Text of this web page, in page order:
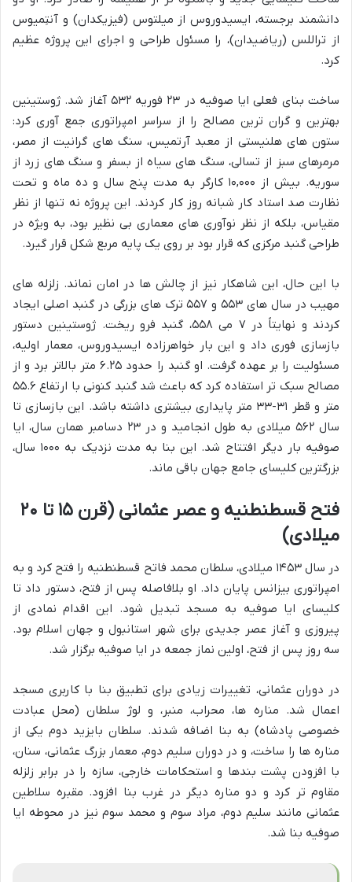
دانشمند برجسته، ایسیدوروس از میلتوس (فیزیکدان) و آنتِمیوس
از تراللس (ریاضیدان)، را مسئول طراحی و اجرای این پروژه عظیم
کرد.
ساخت بنای فعلی ایا صوفیه در ۲۳ فوریه ۵۳۲ آغاز شد. ژوستینین
بهترین و گران ترین مصالح را از سراسر امپراتوری جمع آوری کرد:
ستون های هلنیستی از معبد آرتمیس، سنگ های گرانیت از مصر،
مرمرهای سبز از تسالی، سنگ های سیاه از بسفر و سنگ های زرد از
سوریه. بیش از ۱۰,۰۰۰ کارگر به مدت پنج سال و ده ماه و تحت
نظارت صد استاد کار شبانه روز کار کردند. این پروژه نه تنها از نظر
مقیاس، بلکه از نظر نوآوری های معماری بی نظیر بود، به ویژه در
طراحی گنبد مرکزی که قرار بود بر روی یک پایه مربع شکل قرار گیرد.
با این حال، این شاهکار نیز از چالش ها در امان نماند. زلزله های
مهیب در سال های ۵۵۳ و ۵۵۷ ترک های بزرگی در گنبد اصلی ایجاد
کردند و نهایتاً در ۷ می ۵۵۸، گنبد فرو ریخت. ژوستینین دستور
بازسازی فوری داد و این بار خواهرزاده ایسیدوروس، معمار اولیه،
مسئولیت را بر عهده گرفت. او گنبد را حدود ۶.۲۵ متر بالاتر برد و از
مصالح سبک تر استفاده کرد که باعث شد گنبد کنونی با ارتفاع ۵۵.۶
متر و قطر ۳۱-۳۳ متر پایداری بیشتری داشته باشد. این بازسازی تا
سال ۵۶۲ میلادی به طول انجامید و در ۲۳ دسامبر همان سال، ایا
صوفیه بار دیگر افتتاح شد. این بنا به مدت نزدیک به ۱۰۰۰ سال،
بزرگترین کلیسای جامع جهان باقی ماند.
فتح قسطنطنیه و عصر عثمانی (قرن ۱۵ تا ۲۰
میلادی)
در سال ۱۴۵۳ میلادی، سلطان محمد فاتح قسطنطنیه را فتح کرد و به
امپراتوری بیزانس پایان داد. او بلافاصله پس از فتح، دستور داد تا
کلیسای ایا صوفیه به مسجد تبدیل شود. این اقدام نمادی از
پیروزی و آغاز عصر جدیدی برای شهر استانبول و جهان اسلام بود.
سه روز پس از فتح، اولین نماز جمعه در ایا صوفیه برگزار شد.
در دوران عثمانی، تغییرات زیادی برای تطبیق بنا با کاربری مسجد
اعمال شد. مناره ها، محراب، منبر، و لوژ سلطان (محل عبادت
خصوصی پادشاه) به بنا اضافه شدند. سلطان بایزید دوم یکی از
مناره ها را ساخت، و در دوران سلیم دوم، معمار بزرگ عثمانی، سنان،
با افزودن پشت بندها و استحکامات خارجی، سازه را در برابر زلزله
مقاوم تر کرد و دو مناره دیگر در غرب بنا افزود. مقبره سلاطین
عثمانی مانند سلیم دوم، مراد سوم و محمد سوم نیز در محوطه ایا
صوفیه بنا شد.